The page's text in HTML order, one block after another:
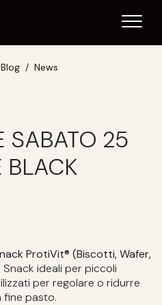
Blog News
SABATO 25
BLACK
ProtiVit® (Biscotti, Wafer,
. Snack ideali per piccoli
per regolare o ridurre
fine pasto.